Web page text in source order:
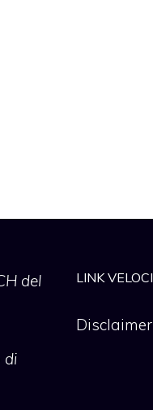
del
di
LINK VELOCI
Disclaimer